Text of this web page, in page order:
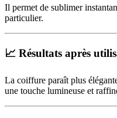
Il permet de sublimer
particulier.
📈 Résultats après
La coiffure paraît plus
une touche lumineuse et